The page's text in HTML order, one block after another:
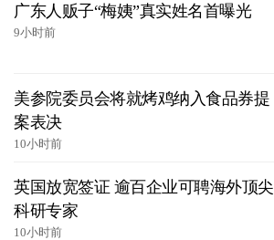
广东人贩子“梅姨”真实姓名首曝光
9小时前
美参院委员会将就烤鸡纳入食品券提
案表决
10小时前
英国放宽签证 逾百企业可聘海外顶尖
科研专家
10小时前